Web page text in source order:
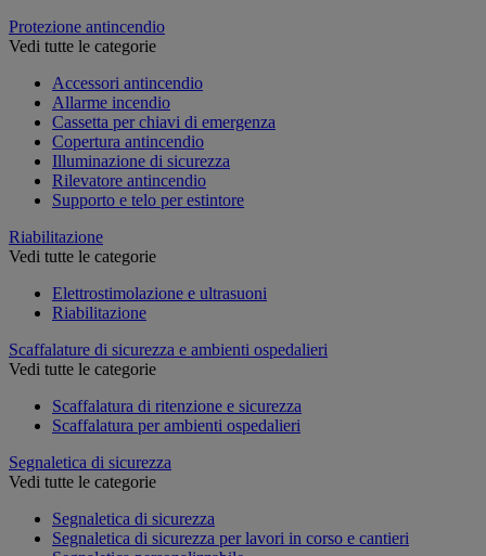
Protezione antincendio
Vedi tutte le categorie
Accessori antincendio
Allarme incendio
Cassetta per chiavi di emergenza
Copertura antincendio
Illuminazione di sicurezza
Rilevatore antincendio
Supporto e telo per estintore
Riabilitazione
Vedi tutte le categorie
Elettrostimolazione e ultrasuoni
Riabilitazione
Scaffalature di sicurezza e ambienti ospedalieri
Vedi tutte le categorie
Scaffalatura di ritenzione e sicurezza
Scaffalatura per ambienti ospedalieri
Segnaletica di sicurezza
Vedi tutte le categorie
Segnaletica di sicurezza
Segnaletica di sicurezza per lavori in corso e cantieri